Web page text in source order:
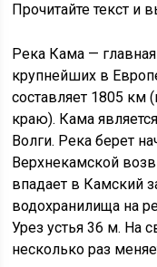
Прочитайте текст и
Река Кама —
крупнейших в
составляет 1805 км
краю). Кама
Волги. Река берет
Верхнекамской
впадает в Камский
водохранилища на
Урез устья 36 м. На
несколько раз